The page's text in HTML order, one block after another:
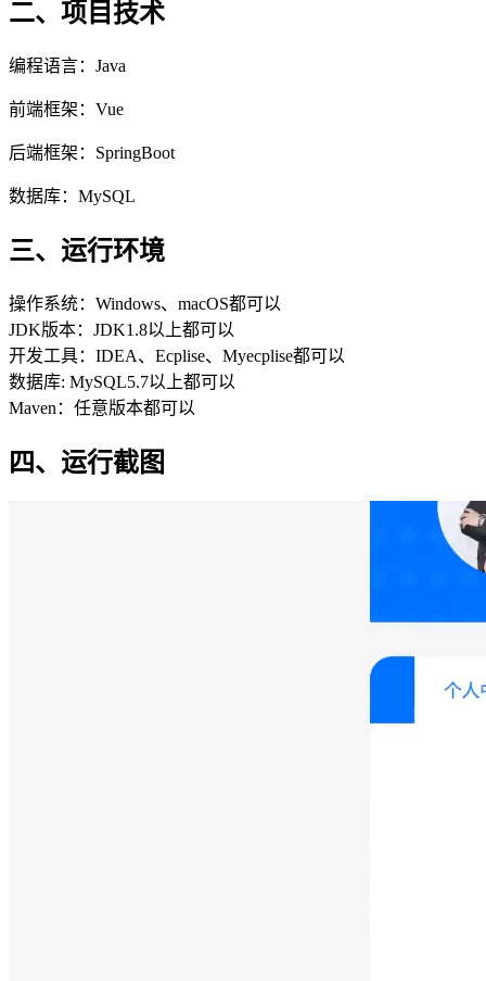
二、项目技术
编程语言：Java
前端框架：Vue
后端框架：SpringBoot
数据库：MySQL
三、运行环境
操作系统：Windows、macOS都可以
JDK版本：JDK1.8以上都可以
开发工具：IDEA、Ecplise、Myecplise都可以
数据库: MySQL5.7以上都可以
Maven：任意版本都可以
四、运行截图